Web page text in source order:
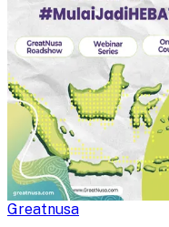
Greatnusa